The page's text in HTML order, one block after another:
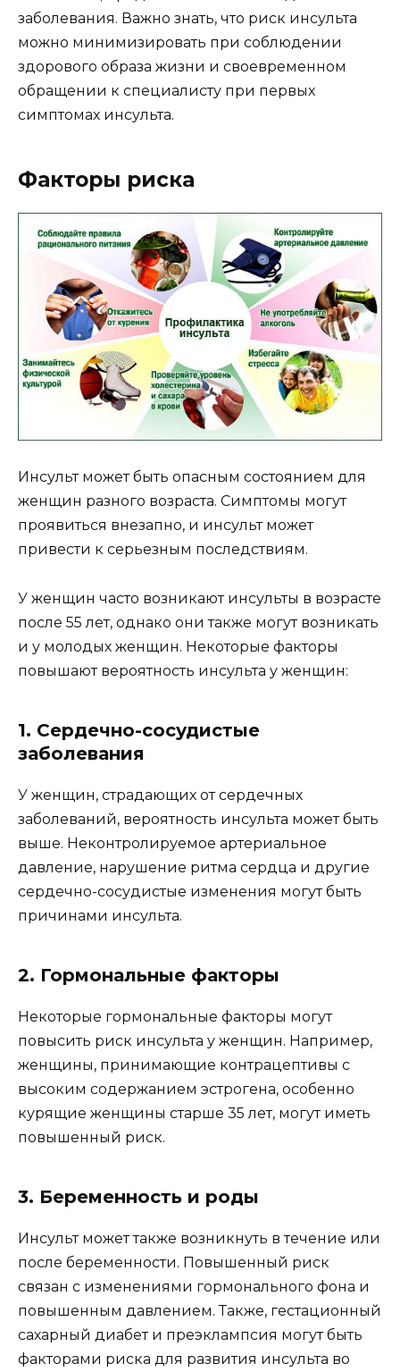
заболевания. Важно знать, что риск инсульта
можно минимизировать при соблюдении
здорового образа жизни и своевременном
обращении к специалисту при первых
симптомах инсульта.
Факторы риска
Инсульт может быть опасным состоянием для
женщин разного возраста. Симптомы могут
проявиться внезапно, и инсульт может
привести к серьезным последствиям.
У женщин часто возникают инсульты в возрасте
после 55 лет, однако они также могут возникать
и у молодых женщин. Некоторые факторы
повышают вероятность инсульта у женщин:
1. Сердечно-сосудистые
заболевания
У женщин, страдающих от сердечных
заболеваний, вероятность инсульта может быть
выше. Неконтролируемое артериальное
давление, нарушение ритма сердца и другие
сердечно-сосудистые изменения могут быть
причинами инсульта.
2. Гормональные факторы
Некоторые гормональные факторы могут
повысить риск инсульта у женщин. Например,
женщины, принимающие контрацептивы с
высоким содержанием эстрогена, особенно
курящие женщины старше 35 лет, могут иметь
повышенный риск.
3. Беременность и роды
Инсульт может также возникнуть в течение или
после беременности. Повышенный риск
связан с изменениями гормонального фона и
повышенным давлением. Также, гестационный
сахарный диабет и преэклампсия могут быть
факторами риска для развития инсульта во